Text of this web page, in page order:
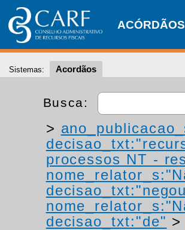
ACÓRDÃOS
Sistemas: Acordãos
Busca:
>
processos NT -
decisao_txt:"de" >